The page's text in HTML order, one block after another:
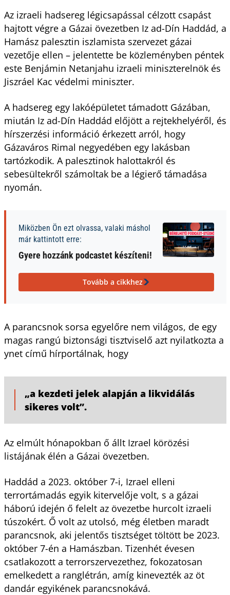
Az izraeli hadsereg légicsapással célzott csapást
hajtott végre a Gázai övezetben Iz ad-Dín Haddád, a
Hamász palesztin iszlamista szervezet gázai
vezetője ellen – jelentette be közleményben péntek
este Benjámin Netanjahu izraeli miniszterelnök és
Jiszráel Kac védelmi miniszter.
A hadsereg egy lakóépületet támadott Gázában,
miután Iz ad-Dín Haddád előjött a rejtekhelyéről, és
hírszerzési információ érkezett arról, hogy
Gázaváros Rimal negyedében egy lakásban
tartózkodik. A palesztinok halottakról és
sebesültekről számoltak be a légierő támadása
nyomán.
Miközben Ön ezt olvassa, valaki máshol
már kattintott erre:
Gyere hozzánk podcastet készíteni!
Tovább a cikkhez
A parancsnok sorsa egyelőre nem világos, de egy
magas rangú biztonsági tisztviselő azt nyilatkozta a
ynet című hírportálnak, hogy
„a kezdeti jelek alapján a likvidálás
sikeres volt”.
Az elmúlt hónapokban ő állt Izrael körözési
listájának élén a Gázai övezetben.
Haddád a 2023. október 7-i, Izrael elleni
terrortámadás egyik kitervelője volt, s a gázai
háború idején ő felelt az övezetbe hurcolt izraeli
túszokért. Ő volt az utolsó, még életben maradt
parancsnok, aki jelentős tisztséget töltött be 2023.
október 7-én a Hamászban. Tizenhét évesen
csatlakozott a terrorszervezethez, fokozatosan
emelkedett a ranglétrán, amíg kinevezték az öt
dandár egyikének parancsnokává.